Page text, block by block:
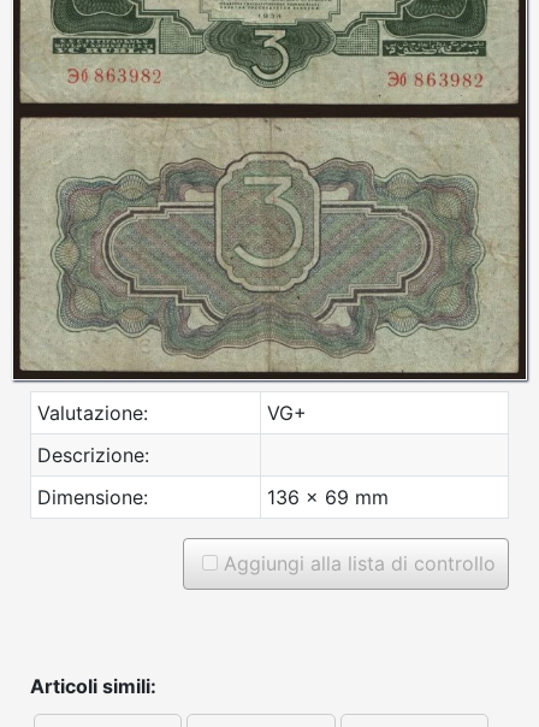
Valutazione:
VG+
Descrizione:
Dimensione:
136 x 69 mm
Aggiungi alla lista di controllo
Articoli simili: